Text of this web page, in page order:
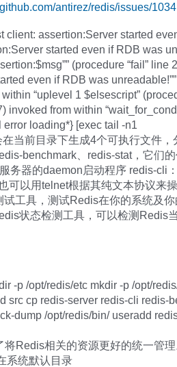
antirez/redis/issues/1034
client: assertion:Server started
started even if RDB was
(procedure “fail” line
even if RDB was unreadable!””
“uplevel 1 $elsescript”
invoked from within
loading*} [exec tail -n1
当前目录下生成4个可执行文件，
benchmark、redis-stat，它们
务器的daemon启动程序 redis-cli
可以用telnet根据其纯文本协议来
工具，测试Redis在你的系统及
状态检测工具，可以检测Redis
-p /opt/redis/etc mkdir -p /opt/
src cp redis-server redis-cli redis-
dump /opt/redis/bin/ useradd
Redis相关的资源更好的统一管
系统默认目录